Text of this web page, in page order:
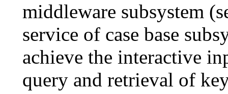
middleware subsystem
service of case base
achieve the interactive
query and retrieval of